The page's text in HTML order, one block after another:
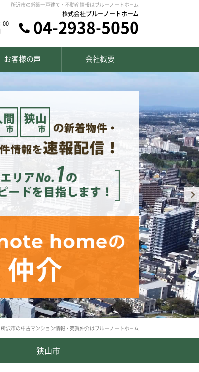
所沢市の新築一戸建て・不動産情報はブルーノートホーム
00
株式会社ブルーノートホーム
04-2938-5050
お客様の声 会社概要
所沢市の中古マンション情報・売買仲介はブルーノートホーム
狭山市